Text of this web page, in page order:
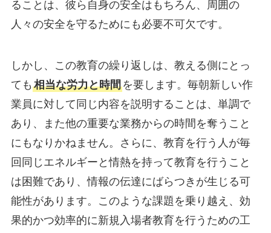
ることは、彼ら自身の安全はもちろん、周囲の
人々の安全を守るためにも必要不可欠です。
しかし、この教育の繰り返しは、教える側にとっ
ても 相当な労力と時間を要します。毎朝新しい作
業員に対して同じ内容を説明することは、単調で
あり、また他の重要な業務からの時間を奪うこと
にもなりかねません。さらに、教育を行う人が毎
回同じエネルギーと情熱を持って教育を行うこと
は困難であり、情報の伝達にばらつきが生じる可
能性があります。このような課題を乗り越え、効
果的かつ効率的に新規入場者教育を行うための工